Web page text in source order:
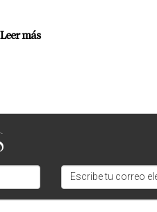
ser deducibles.
al máximo tus derechos
Leer más